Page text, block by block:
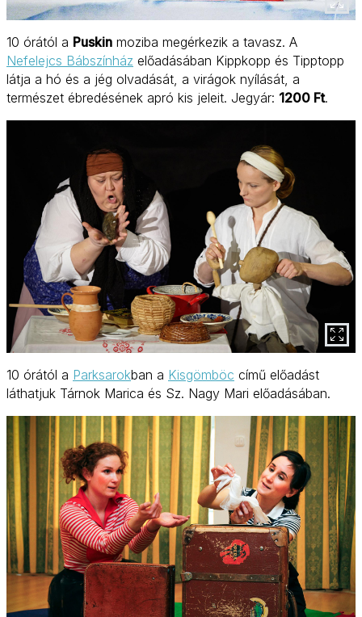
10 órától a Puskin moziba megérkezik a tavasz. A
Nefelejcs Bábszínház előadásában Kippkopp és Tipptopp
látja a hó és a jég olvadását, a virágok nyílását, a
természet ébredésének apró kis jeleit. Jegyár: 1200 Ft.
10 órától a Parksarokban a Kisgömböc című előadást
láthatjuk Tárnok Marica és Sz. Nagy Mari előadásában.